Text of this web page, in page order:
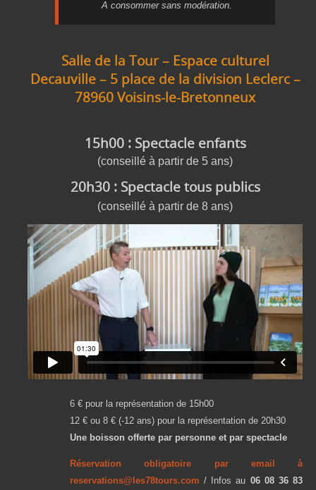
A consommer sans modération.
Salle de la Tour – Espace culturel
Decauville – 5 place de la division Leclerc –
78960 Voisins-le-Bretonneux
15h00 : Spectacle enfants
(conseillé à partir de 5 ans)
20h30 : Spectacle tous publics
(conseillé à partir de 8 ans)
6 € pour la représentation de 15h00
12 € ou 8 € (-12 ans) pour la représentation de 20h30
Une boisson offerte par personne et par spectacle
Réservation obligatoire par email à
reservations@les78tours.com / Infos au 06 08 36 83